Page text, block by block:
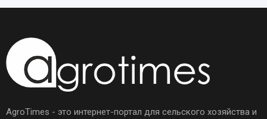
AgroTimes - это интернет-портал для сельского хозяйства и